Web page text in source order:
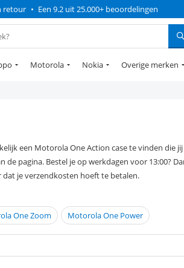
retour • Een 9.2 uit 25.000+ beoordelingen
Motorola Nokia Overige merken
een Motorola One Action case te vinden die jij
pagina. Bestel je op werkdagen voor 13:00?
je verzendkosten hoeft te betalen.
One Zoom Motorola One Power